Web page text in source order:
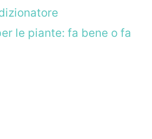
le piante: fa bene o fa